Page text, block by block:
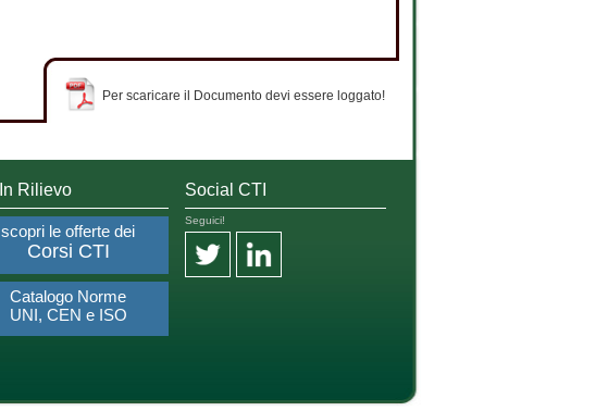
Per scaricare il Documento devi essere loggato!
In Rilievo
scopri le offerte dei
Corsi CTI
Catalogo Norme
UNI, CEN e ISO
Social CTI
Seguici!